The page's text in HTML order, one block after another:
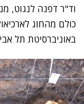
וד"ר דפנה לנגוט,
כולם מהחוג
באוניברסיטת תל